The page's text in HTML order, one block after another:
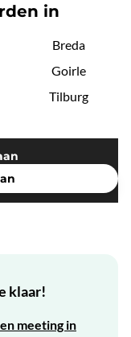
in
Breda
Goirle
Tilburg
klaar!
meeting in